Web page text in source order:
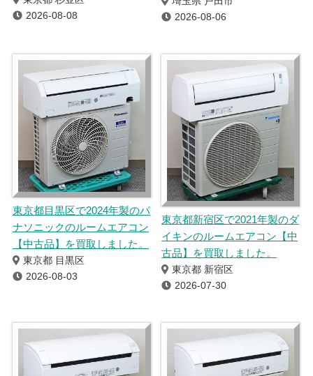
2026-08-08
2026-08-06
東京都目黒区で2024年製のパ
ナソニックのルームエアコン
【中古品】を買取しました。
東京都 目黒区
2026-08-03
東京都新宿区で2021年製のダ
イキンのルームエアコン【中
古品】を買取しました。
東京都 新宿区
2026-07-30